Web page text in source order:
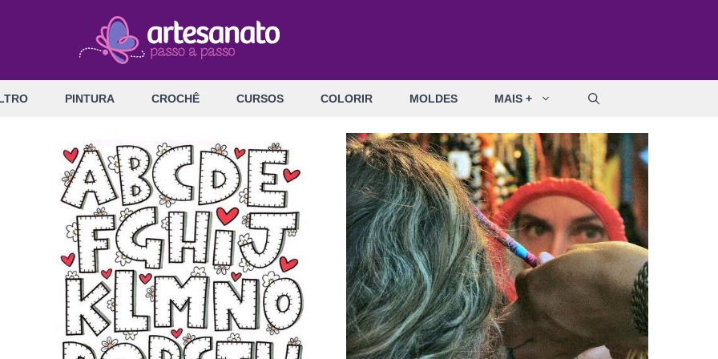
PINTURA CROCHÊ CURSOS COLORIR MOLDES MAIS +